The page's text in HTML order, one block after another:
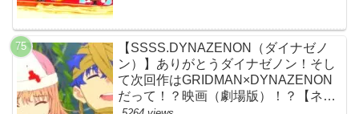
【SSSS.DYNAZENON（ダイナゼノ
ン）】ありがとうダイナゼノン！そし
て次回作はGRIDMAN×DYNAZENON
だって！？映画（劇場版）！？【ネッ